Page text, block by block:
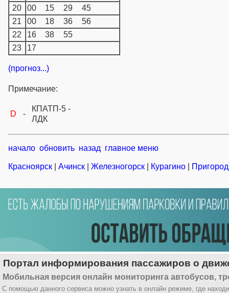
20
00 15 29
45
21
00 18 36
56
22
16 38
55
23
17
(прогноз...)
Примечание:
D -
КПАТП-5 -
ЛДК
начало обновить назад главное меню
Красноярск Ачинск Железногорск Курагино
Портал информирования пассажиров о
Мобильная версия онлайн мониторинга автобусов,
С помощью данного сервиса можно узнать в онлайн режиме, где